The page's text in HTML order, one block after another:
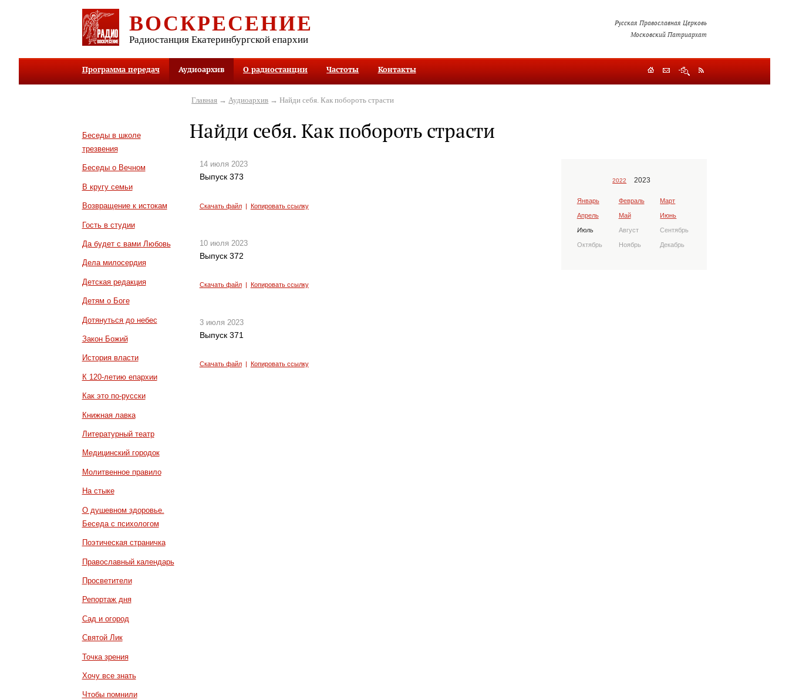
ВОСКРЕСЕНИЕ
Радиостанция Екатеринбургской епархии
Русская Православная Церковь
Московский Патриархат
Программа передач Аудиоархив О радиостанции Частоты Контакты
Беседы в школе
трезвения
Беседы о Вечном
В кругу семьи
Возвращение к истокам
Гость в студии
Да будет с вами Любовь
Дела милосердия
Детская редакция
Детям о Боге
Дотянуться до небес
Закон Божий
История власти
К 120-летию епархии
Как это по-русски
Книжная лавка
Литературный театр
Медицинский городок
Молитвенное правило
На стыке
О душевном здоровье.
Беседа с психологом
Поэтическая страничка
Православный календарь
Просветители
Репортаж дня
Сад и огород
Святой Лик
Точка зрения
Хочу все знать
Чтобы помнили
Главная → Аудиоархив → Найди себя. Как побороть страсти
Найди себя. Как побороть страсти
14 июля 2023
Выпуск 373
Скачать файл| Копировать ссылку
10 июля 2023
Выпуск 372
Скачать файл| Копировать ссылку
3 июля 2023
Выпуск 371
Скачать файл| Копировать ссылку
2022 2023
Январь Февраль Март
Апрель Май Июнь
Июль Август Сентябрь
Октябрь Ноябрь Декабрь